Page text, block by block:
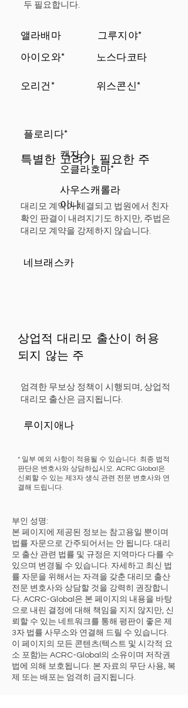
두 필요합니다.
앨라배마
그루지야*
아이오와*
노스다코타
오리건* 위스콘신*
플로리다*
캔자스
오클라호마*
사우스캐롤라
이나
특별한 고려가 필요한 주
대리모 계약이 체결되고 법원에서 친자
확인 판결이 내려지기도 하지만, 주법은
대리모 계약을 강제하지 않습니다.
네브래스카
상업적 대리모 출산이 허용
되지 않는 주
엄격한 무보상 정책이 시행되며, 상업적
대리모 출산은 금지됩니다.
루이지애나
* 일부 예외 사항이 적용될 수 있습니다. 최종 법적
판단은 변호사와 상담하십시오. ACRC Global은
신뢰할 수 있는 제3자 생식 관련 전문 변호사와 연
결해 드립니다.
부인 성명:
본 페이지에 제공된 정보는 참고용일 뿐이며
법률 자문으로 간주되어서는 안 됩니다. 대리
모 출산 관련 법률 및 규정은 지역마다 다를 수
있으며 변경될 수 있습니다. 자세하고 최신 법
률 자문을 위해서는 자격을 갖춘 대리모 출산
전문 변호사와 상담할 것을 강력히 권장합니
다. ACRC-Global은 본 페이지의 내용을 바탕
으로 내린 결정에 대해 책임을 지지 않지만, 신
뢰할 수 있는 네트워크를 통해 평판이 좋은 제
3자 법률 사무소와 연결해 드릴 수 있습니다.
이 페이지의 모든 콘텐츠(텍스트 및 시각적 요
소 포함)는 ACRC-Global의 소유이며 저작권
법에 의해 보호됩니다. 본 자료의 무단 사용, 복
제 또는 배포는 엄격히 금지됩니다.